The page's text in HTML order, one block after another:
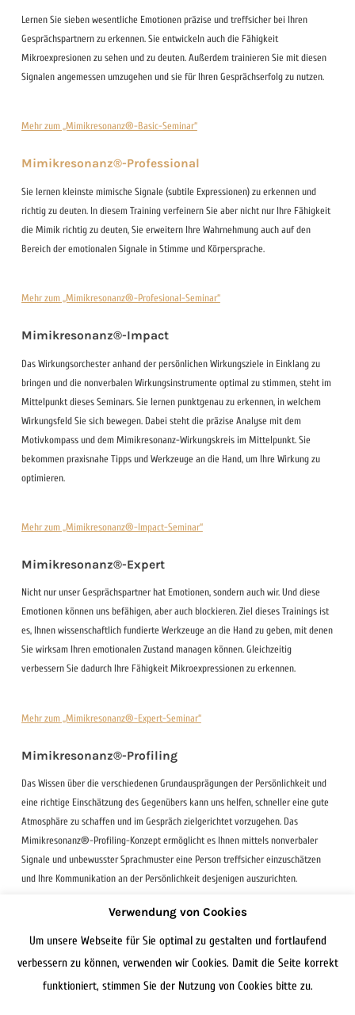
Lernen Sie sieben wesentliche Emotionen präzise und treffsicher bei Ihren
Gesprächspartnern zu erkennen. Sie entwickeln auch die Fähigkeit
Mikroexpresionen zu sehen und zu deuten. Außerdem trainieren Sie mit diesen
Signalen angemessen umzugehen und sie für Ihren Gesprächserfolg zu nutzen.
Mehr zum „Mimikresonanz®-Basic-Seminar“
Mimikresonanz®-Professional
Sie lernen kleinste mimische Signale (subtile Expressionen) zu erkennen und
richtig zu deuten. In diesem Training verfeinern Sie aber nicht nur Ihre Fähigkeit
die Mimik richtig zu deuten, Sie erweitern Ihre Wahrnehmung auch auf den
Bereich der emotionalen Signale in Stimme und Körpersprache.
Mehr zum „Mimikresonanz®-Profesional-Seminar“
Mimikresonanz®-Impact
Das Wirkungsorchester anhand der persönlichen Wirkungsziele in Einklang zu
bringen und die nonverbalen Wirkungsinstrumente optimal zu stimmen, steht im
Mittelpunkt dieses Seminars. Sie lernen punktgenau zu erkennen, in welchem
Wirkungsfeld Sie sich bewegen. Dabei steht die präzise Analyse mit dem
Motivkompass und dem Mimikresonanz-Wirkungskreis im Mittelpunkt. Sie
bekommen praxisnahe Tipps und Werkzeuge an die Hand, um Ihre Wirkung zu
optimieren.
Mehr zum „Mimikresonanz®-Impact-Seminar“
Mimikresonanz®-Expert
Nicht nur unser Gesprächspartner hat Emotionen, sondern auch wir. Und diese
Emotionen können uns befähigen, aber auch blockieren. Ziel dieses Trainings ist
es, Ihnen wissenschaftlich fundierte Werkzeuge an die Hand zu geben, mit denen
Sie wirksam Ihren emotionalen Zustand managen können. Gleichzeitig
verbessern Sie dadurch Ihre Fähigkeit Mikroexpressionen zu erkennen.
Mehr zum „Mimikresonanz®-Expert-Seminar“
Mimikresonanz®-Profiling
Das Wissen über die verschiedenen Grundausprägungen der Persönlichkeit und
eine richtige Einschätzung des Gegenübers kann uns helfen, schneller eine gute
Atmosphäre zu schaffen und im Gespräch zielgerichtet vorzugehen. Das
Mimikresonanz®-Profiling-Konzept ermöglicht es Ihnen mittels nonverbaler
Signale und unbewusster Sprachmuster eine Person treffsicher einzuschätzen
und Ihre Kommunikation an der Persönlichkeit desjenigen auszurichten.
Verwendung von Cookies
Um unsere Webseite für Sie optimal zu gestalten und fortlaufend
verbessern zu können, verwenden wir Cookies. Damit die Seite korrekt
funktioniert, stimmen Sie der Nutzung von Cookies bitte zu.